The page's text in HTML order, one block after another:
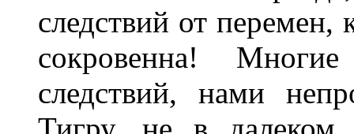
следствий от перемен,
сокровенна!
следствий, нами